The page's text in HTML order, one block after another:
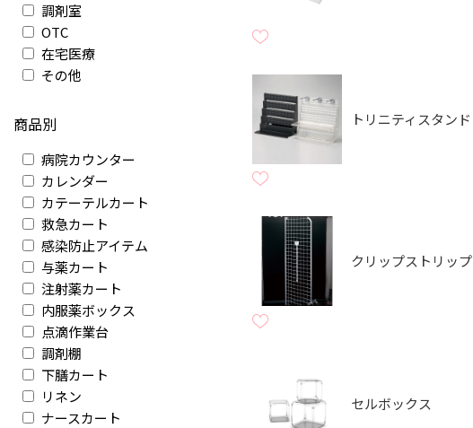
調剤室
OTC
在宅医療
その他
商品別
病院カウンター
カレンダー
カテーテルカート
救急カート
感染防止アイテム
与薬カート
注射薬カート
内服薬ボックス
点滴作業台
調剤棚
下膳カート
リネン
ナースカート
トリニティスタンド
クリップストリップ
セルボックス